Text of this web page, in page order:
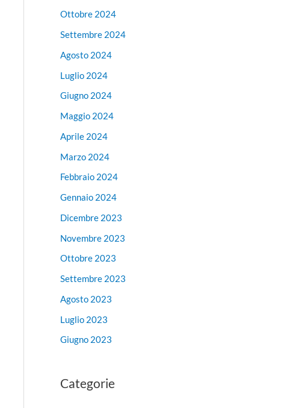
Ottobre 2024
Settembre 2024
Agosto 2024
Luglio 2024
Giugno 2024
Maggio 2024
Aprile 2024
Marzo 2024
Febbraio 2024
Gennaio 2024
Dicembre 2023
Novembre 2023
Ottobre 2023
Settembre 2023
Agosto 2023
Luglio 2023
Giugno 2023
Categorie